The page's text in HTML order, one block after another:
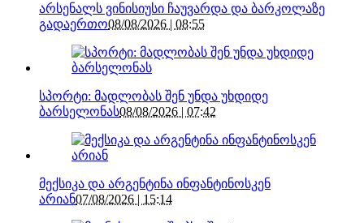
არსენალს ვინისიუსი ჩაუვარდა და ბარკოლაზე
გადაერთო08/08/2026 | 08:55
სპორტი: მადლობას შენ უნდა უხდიდე
ბარსელონას08/08/2026 | 07:42
მექსიკა და არგენტინა ინფანტინოსკენ
არიან07/08/2026 | 15:14